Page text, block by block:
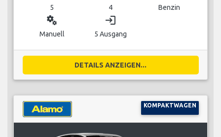
5 4 Benzin
miscellaneous_services
Manuell
login
5 Ausgang
DETAILS ANZEIGEN...
KOMPAKTWAGEN